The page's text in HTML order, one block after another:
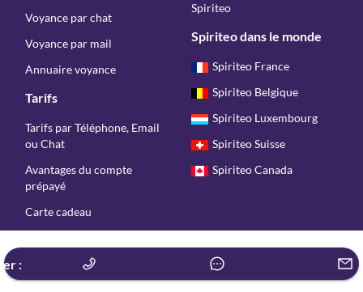
:
Voyance par chat
Voyance par mail
Annuaire voyance
Tarifs
Tarifs par Téléphone, Email
ou Chat
Avantages du compte
prépayé
Carte cadeau
Spiriteo
Spiriteo dans le monde
Spiriteo France
Spiriteo Belgique
Spiriteo Luxembourg
Spiriteo Suisse
Spiriteo Canada
Copyright © Spiriteo 2026 - Tous droits réservés